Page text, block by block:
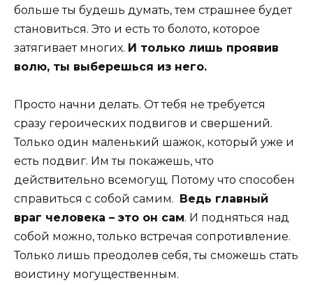
больше ты будешь думать, тем страшнее будет
становиться. Это и есть то болото, которое
затягивает многих. И только лишь проявив
волю, ты выберешься из него.
Просто начни делать. От тебя не требуется
сразу героических подвигов и свершений.
Только один маленький шажок, который уже и
есть подвиг. Им ты покажешь, что
действительно всемогущ. Потому что способен
справиться с собой самим. Ведь главный
враг человека – это он сам. И подняться над
собой можно, только встречая сопротивление.
Только лишь преодолев себя, ты сможешь стать
воистину могущественным.